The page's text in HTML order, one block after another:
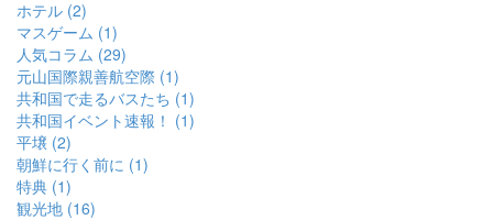
ホテル (2)
マスゲーム (1)
人気コラム (29)
元山国際親善航空際 (1)
共和国で走るバスたち (1)
共和国イベント速報！ (1)
平壌 (2)
朝鮮に行く前に (1)
特典 (1)
観光地 (16)